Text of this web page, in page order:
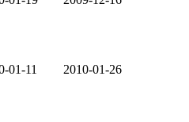
01-11 2010-01-26